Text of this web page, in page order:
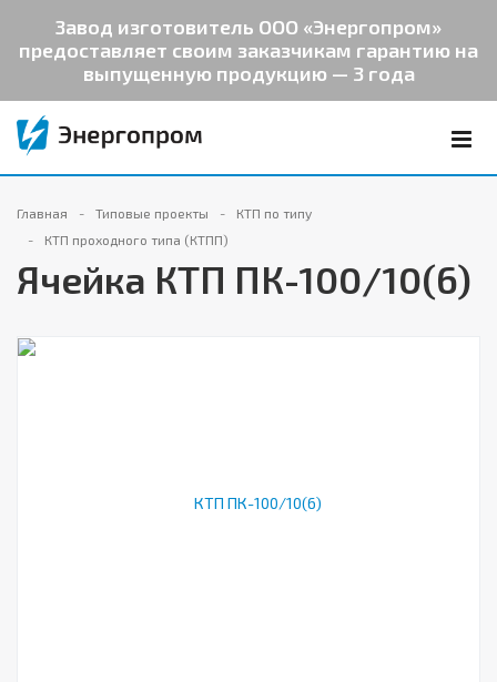
Завод изготовитель ООО «Энергопром»
предоставляет своим заказчикам гарантию на
выпущенную продукцию — 3 года
Главная Типовые проекты
КТП по типу
КТП проходного типа (КТПП)
Ячейка КТП ПК-100/10(6)